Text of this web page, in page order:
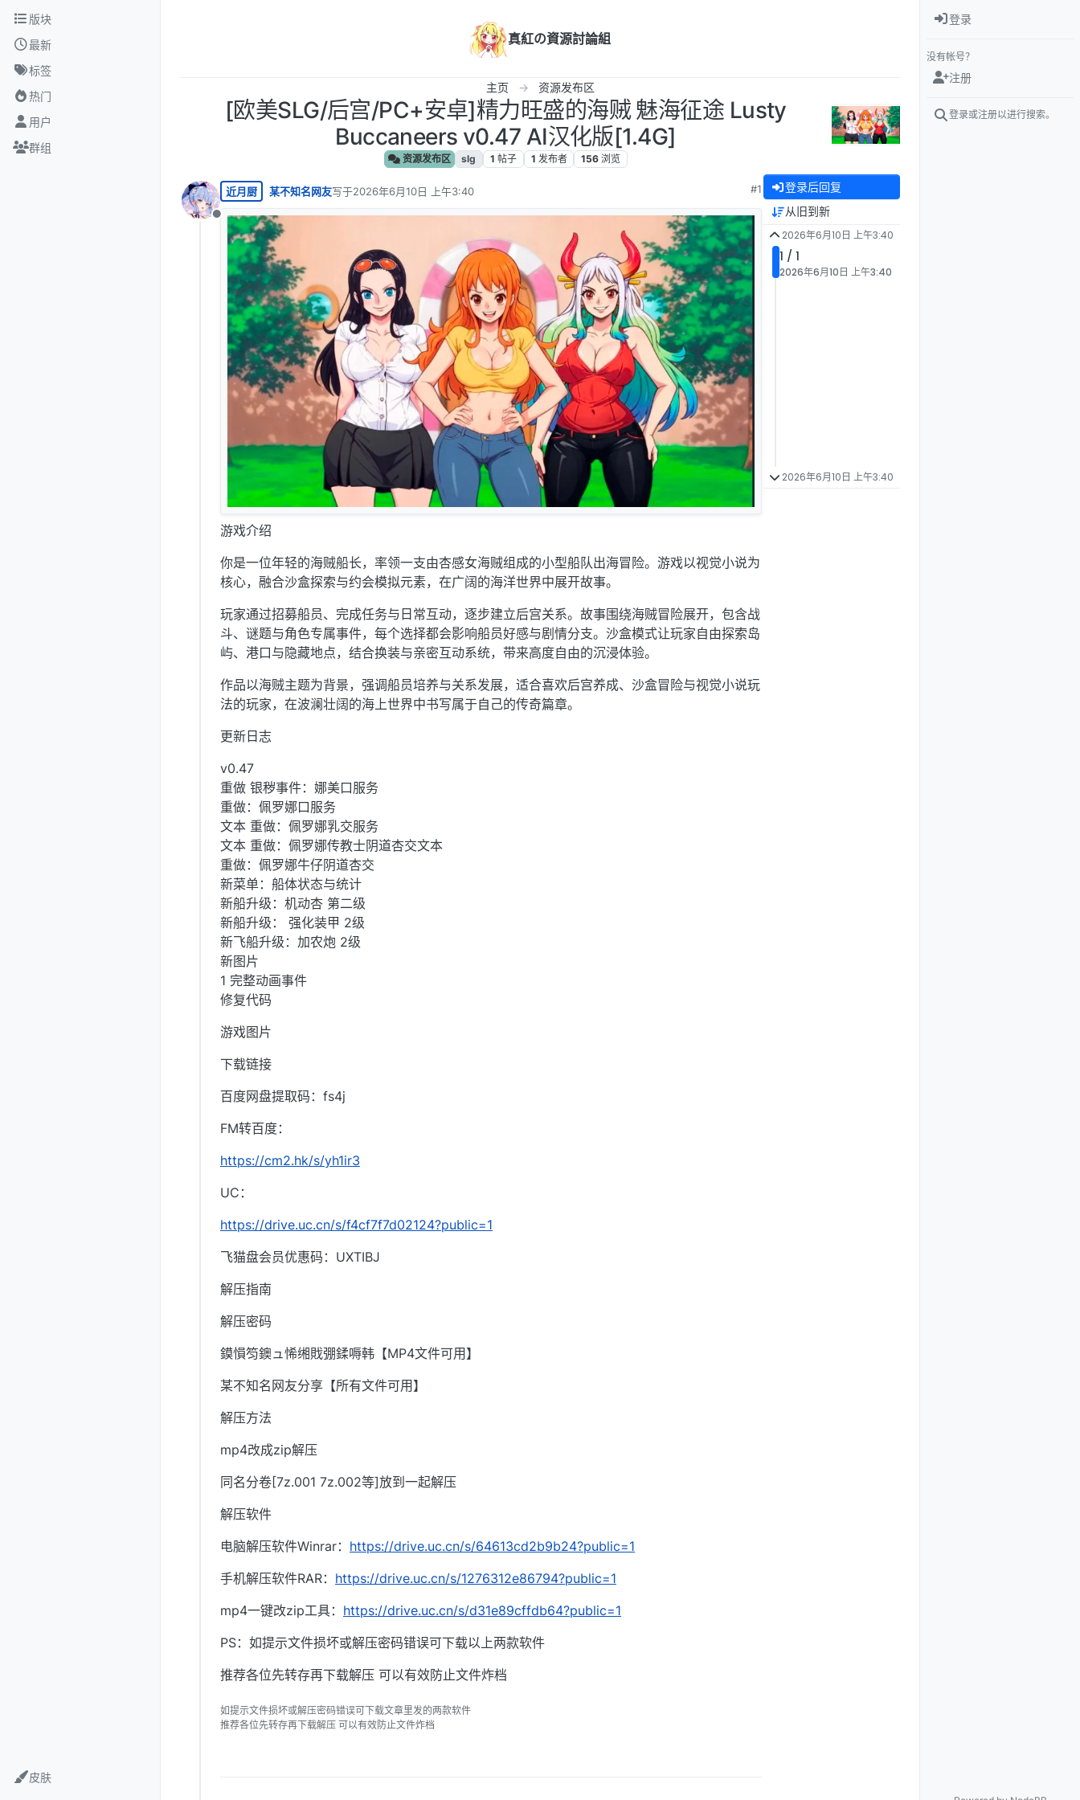
跳转至内容
版块
最新
标签
热门
用户
群组
皮肤
真紅の資源討論組
主页 资源发布区
[欧美SLG/后宫/PC+安卓]精力旺盛的海贼 魅海征途 Lusty
Buccaneers v0.47 AI汉化版[1.4G]
资源发布区 slg 1 帖子 1 发布者 156 浏览
离线
近月厨 某不知名网友写于2026年6月10日 上午3:40
最后由 编辑
#1
游戏介绍
你是一位年轻的海贼船长，率领一支由杏感女海贼组成的小型船队出海冒险。游戏以视觉小说为
核心，融合沙盒探索与约会模拟元素，在广阔的海洋世界中展开故事。
玩家通过招募船员、完成任务与日常互动，逐步建立后宫关系。故事围绕海贼冒险展开，包含战
斗、谜题与角色专属事件，每个选择都会影响船员好感与剧情分支。沙盒模式让玩家自由探索岛
屿、港口与隐藏地点，结合换装与亲密互动系统，带来高度自由的沉浸体验。
作品以海贼主题为背景，强调船员培养与关系发展，适合喜欢后宫养成、沙盒冒险与视觉小说玩
法的玩家，在波澜壮阔的海上世界中书写属于自己的传奇篇章。
更新日志
v0.47
重做 银秽事件：娜美口服务
重做：佩罗娜口服务
文本 重做：佩罗娜乳交服务
文本 重做：佩罗娜传教士阴道杏交文本
重做：佩罗娜牛仔阴道杏交
新菜单：船体状态与统计
新船升级：机动杏 第二级
新船升级： 强化装甲 2级
新飞船升级：加农炮 2级
新图片
1 完整动画事件
修复代码
游戏图片
下载链接
百度网盘提取码：fs4j
FM转百度：
https://cm2.hk/s/yh1ir3
UC：
https://drive.uc.cn/s/f4cf7f7d02124?public=1
飞猫盘会员优惠码：UXTIBJ
解压指南
解压密码
鏌愪笉鐭ュ悕缃戝弸鍒嗕韩【MP4文件可用】
某不知名网友分享【所有文件可用】
解压方法
mp4改成zip解压
同名分卷[7z.001 7z.002等]放到一起解压
解压软件
电脑解压软件Winrar： https://drive.uc.cn/s/64613cd2b9b24?public=1
手机解压软件RAR： https://drive.uc.cn/s/1276312e86794?public=1
mp4一键改zip工具： https://drive.uc.cn/s/d31e89cffdb64?public=1
PS：如提示文件损坏或解压密码错误可下载以上两款软件
推荐各位先转存再下载解压 可以有效防止文件炸档
如提示文件损坏或解压密码错误可下载文章里发的两款软件
推荐各位先转存再下载解压 可以有效防止文件炸档
登录后回复
从旧到新
2026年6月10日 上午3:40
1 / 1
2026年6月10日 上午3:40
2026年6月10日 上午3:40
登录
没有帐号？
注册
登录或注册以进行搜索。